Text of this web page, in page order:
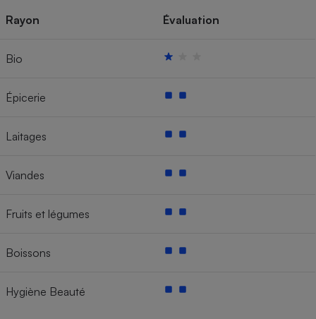
Rayon Évaluation
Bio
Épicerie
Laitages
Viandes
Fruits et légumes
Boissons
Hygiène Beauté